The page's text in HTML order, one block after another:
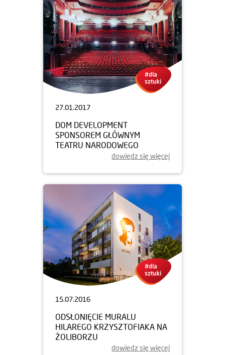
27.01.2017
DOM DEVELOPMENT
SPONSOREM GŁÓWNYM
TEATRU NARODOWEGO
dowiedz się więcej
15.07.2016
ODSŁONIĘCIE MURALU
HILAREGO KRZYSZTOFIAKA NA
ŻOLIBORZU
dowiedz się więcej